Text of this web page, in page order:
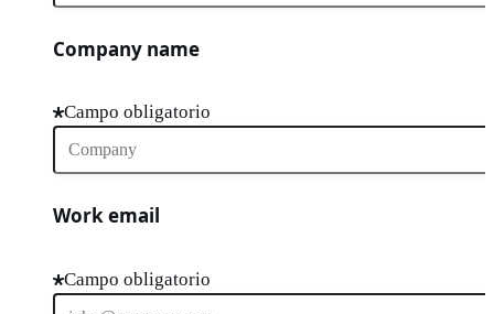
Company name
Campo obligatorio
Work email
Campo obligatorio